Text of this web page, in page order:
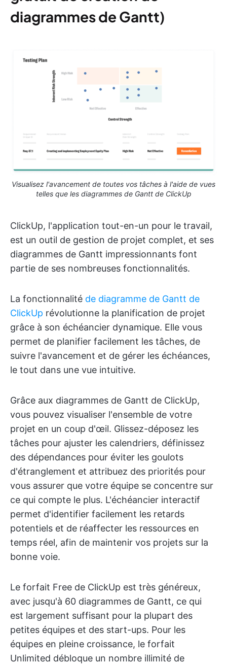
diagrammes de Gantt)
Visualisez l'avancement de toutes vos tâches à l'aide de vues
telles que les diagrammes de Gantt de ClickUp
ClickUp, l'application tout-en-un pour le travail,
est un outil de gestion de projet complet, et ses
diagrammes de Gantt impressionnants font
partie de ses nombreuses fonctionnalités.
La fonctionnalité de diagramme de Gantt de
ClickUp révolutionne la planification de projet
grâce à son échéancier dynamique. Elle vous
permet de planifier facilement les tâches, de
suivre l'avancement et de gérer les échéances,
le tout dans une vue intuitive.
Grâce aux diagrammes de Gantt de ClickUp,
vous pouvez visualiser l'ensemble de votre
projet en un coup d'œil. Glissez-déposez les
tâches pour ajuster les calendriers, définissez
des dépendances pour éviter les goulots
d'étranglement et attribuez des priorités pour
vous assurer que votre équipe se concentre sur
ce qui compte le plus. L'échéancier interactif
permet d'identifier facilement les retards
potentiels et de réaffecter les ressources en
temps réel, afin de maintenir vos projets sur la
bonne voie.
Le forfait Free de ClickUp est très généreux,
avec jusqu'à 60 diagrammes de Gantt, ce qui
est largement suffisant pour la plupart des
petites équipes et des start-ups. Pour les
équipes en pleine croissance, le forfait
Unlimited débloque un nombre illimité de